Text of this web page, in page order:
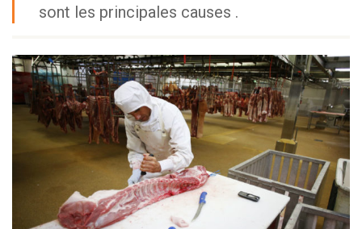
sont les principales causes .